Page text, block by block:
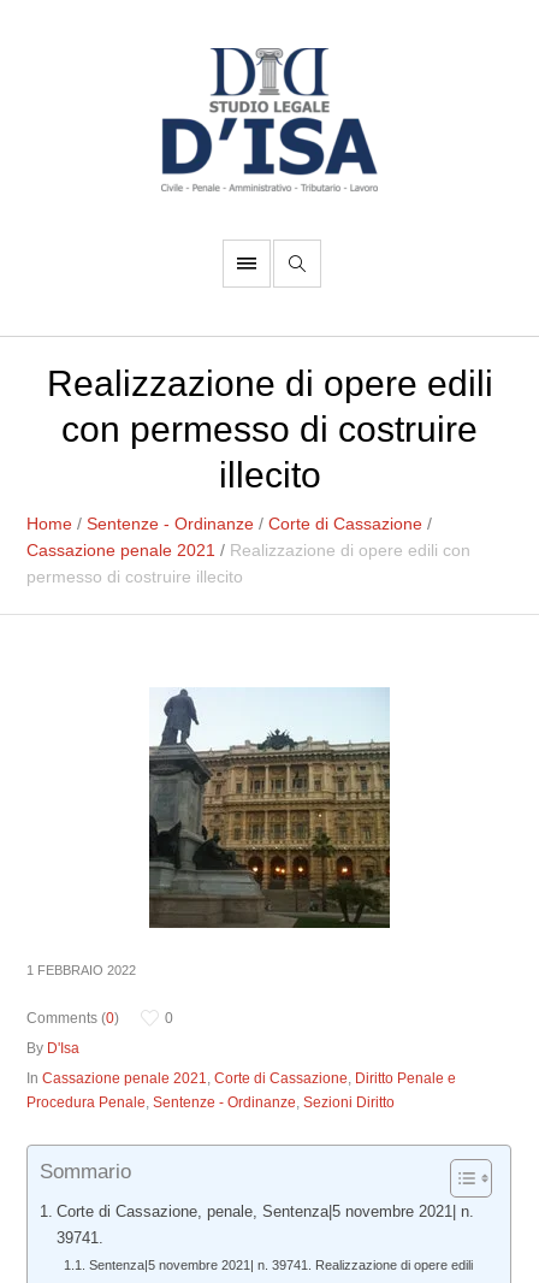
Realizzazione di opere edili
con permesso di costruire
illecito
Home /Sentenze - Ordinanze /Corte di Cassazione /
Cassazione penale 2021 / Realizzazione di opere edili con
permesso di costruire illecito
1 FEBBRAIO 2022
Comments (0)
0
By D'Isa
InCassazione penale 2021,Corte di Cassazione, Diritto Penale e
Procedura Penale,Sentenze - Ordinanze,Sezioni Diritto
Sommario
Corte di Cassazione, penale, Sentenza|5 novembre 2021| n.
39741.
Sentenza|5 novembre 2021| n. 39741. Realizzazione di opere edili